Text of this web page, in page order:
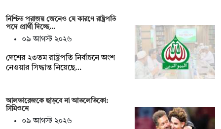
নিশ্চিত পরাজয় জেনেও যে কারণে রাষ্ট্রপতি
পদে প্রার্থী দিচ্ছে…
০৯ আগস্ট ২০২৬
দেশের ২৩তম রাষ্ট্রপতি নির্বাচনে অংশ
নেওয়ার সিদ্ধান্ত নিয়েছে…
আলভারেজকে ছাড়বে না আতলেতিকো:
সিমিওনে
০৯ আগস্ট ২০২৬